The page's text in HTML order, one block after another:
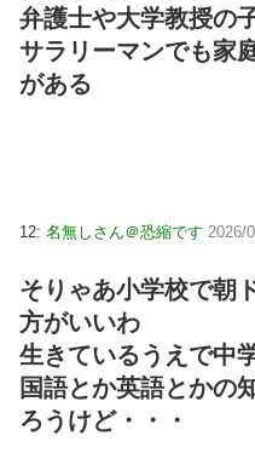
弁護士や大学教授の
サラリーマンでも家
がある
12: 名無しさん＠恐縮です 2026/
そりゃあ小学校で朝
方がいいわ
生きているうえで中
国語とか英語とかの
ろうけど・・・